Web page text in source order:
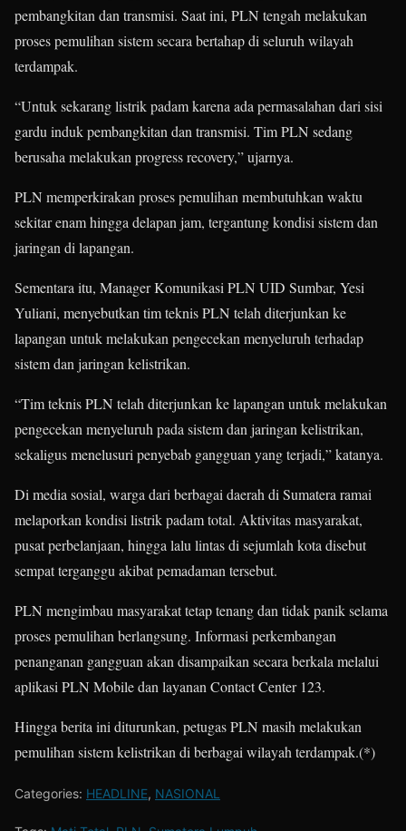
pembangkitan dan transmisi. Saat ini, PLN tengah melakukan
proses pemulihan sistem secara bertahap di seluruh wilayah
terdampak.
“Untuk sekarang listrik padam karena ada permasalahan dari sisi
gardu induk pembangkitan dan transmisi. Tim PLN sedang
berusaha melakukan progress recovery,” ujarnya.
PLN memperkirakan proses pemulihan membutuhkan waktu
sekitar enam hingga delapan jam, tergantung kondisi sistem dan
jaringan di lapangan.
Sementara itu, Manager Komunikasi PLN UID Sumbar, Yesi
Yuliani, menyebutkan tim teknis PLN telah diterjunkan ke
lapangan untuk melakukan pengecekan menyeluruh terhadap
sistem dan jaringan kelistrikan.
“Tim teknis PLN telah diterjunkan ke lapangan untuk melakukan
pengecekan menyeluruh pada sistem dan jaringan kelistrikan,
sekaligus menelusuri penyebab gangguan yang terjadi,” katanya.
Di media sosial, warga dari berbagai daerah di Sumatera ramai
melaporkan kondisi listrik padam total. Aktivitas masyarakat,
pusat perbelanjaan, hingga lalu lintas di sejumlah kota disebut
sempat terganggu akibat pemadaman tersebut.
PLN mengimbau masyarakat tetap tenang dan tidak panik selama
proses pemulihan berlangsung. Informasi perkembangan
penanganan gangguan akan disampaikan secara berkala melalui
aplikasi PLN Mobile dan layanan Contact Center 123.
Hingga berita ini diturunkan, petugas PLN masih melakukan
pemulihan sistem kelistrikan di berbagai wilayah terdampak.(*)
Categories: HEADLINE, NASIONAL